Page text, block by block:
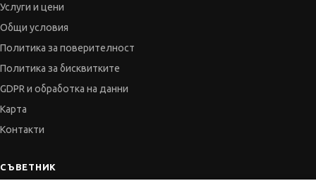
Услуги и цени
Общи условия
Политика за поверителност
Политика за бисквитките
GDPR и обработка на данни
Карта
Контакти
СЪВЕТНИК